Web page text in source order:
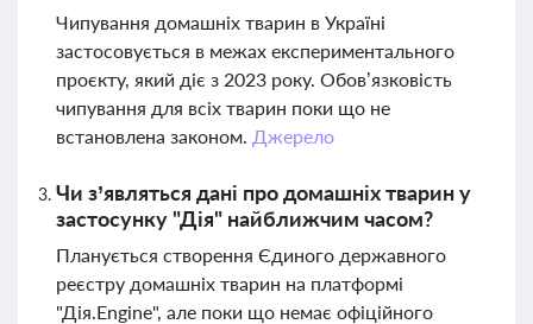
Чипування домашніх тварин в Україні
застосовується в межах експериментального
проєкту, який діє з 2023 року. Обов’язковість
чипування для всіх тварин поки що не
встановлена законом. Джерело
Чи з’являться дані про домашніх тварин у
застосунку "Дія" найближчим часом?
Планується створення Єдиного державного
реєстру домашніх тварин на платформі
"Дія.Engine", але поки що немає офіційного